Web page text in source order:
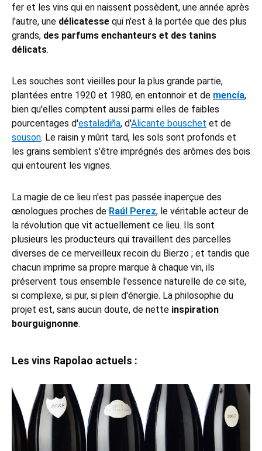
fer et les vins qui en naissent possèdent, une année après
l'autre, une délicatesse qui n'est à la portée que des plus
grands, des parfums enchanteurs et des tanins
délicats.
Les souches sont vieilles pour la plus grande partie,
plantées entre 1920 et 1980, en entonnoir et de mencía,
bien qu'elles comptent aussi parmi elles de faibles
pourcentages d'estaladiña, d'Alicante bouschet et de
souson. Le raisin y mûrit tard, les sols sont profonds et
les grains semblent s'être imprégnés des arômes des bois
qui entourent les vignes.
La magie de ce lieu n'est pas passée inaperçue des
œnologues proches de Raúl Perez, le véritable acteur de
la révolution que vit actuellement ce lieu. Ils sont
plusieurs les producteurs qui travaillent des parcelles
diverses de ce merveilleux recoin du Bierzo ; et tandis que
chacun imprime sa propre marque à chaque vin, ils
préservent tous ensemble l'essence naturelle de ce site,
si complexe, si pur, si plein d'énergie. La philosophie du
projet est, sans aucun doute, de nette inspiration
bourguignonne.
Les vins Rapolao actuels :